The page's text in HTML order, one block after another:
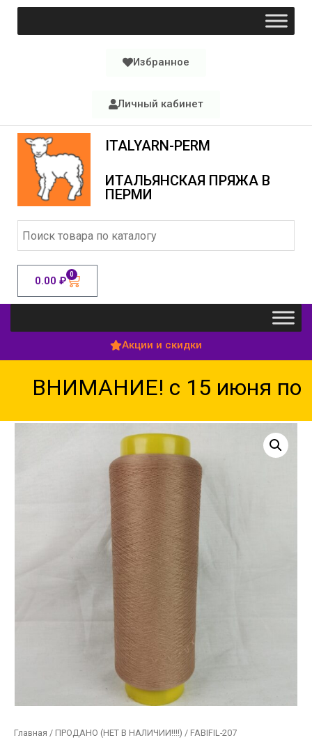
Избранное
Личный кабинет
ITALYARN-PERM
ИТАЛЬЯНСКАЯ ПРЯЖА В
ПЕРМИ
0.00 ₽ 0
Акции и скидки
ВНИМАНИЕ! с 15 июня по
Главная / ПРОДАНО (НЕТ В НАЛИЧИИ!!!!) / FABIFIL-207